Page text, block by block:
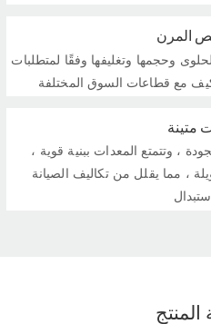
المرن
وحجمها وتغليفها وفقًا لمتطلبات
متينة
، وتتمتع المعدات ببنية قوية ،
، مما يقلل من تكاليف الصيانة
المنتج